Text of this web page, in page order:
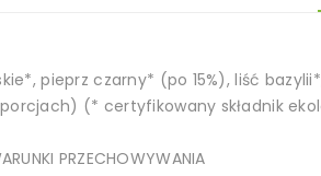
pieprz czarny* (po 15%), liść
(* certyfikowany składnik
PRZECHOWYWANIA